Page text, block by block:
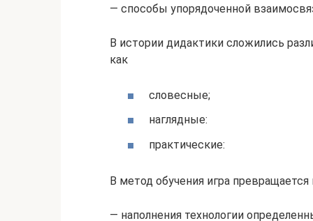
— способы упорядоченной
В истории дидактики сложились
как
словесные;
наглядные:
практические:
В метод обучения игра превращается
— наполнения технологии